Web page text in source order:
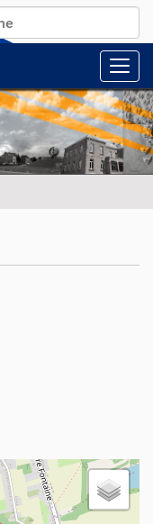
avancée…